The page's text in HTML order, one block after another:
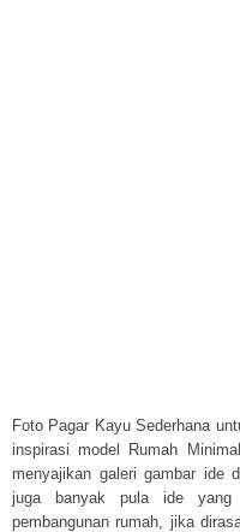
Foto Pagar Kayu Sederhana
inspirasi model Rumah
menyajikan galeri gambar ide
juga banyak pula ide yang
pembangunan rumah, jika